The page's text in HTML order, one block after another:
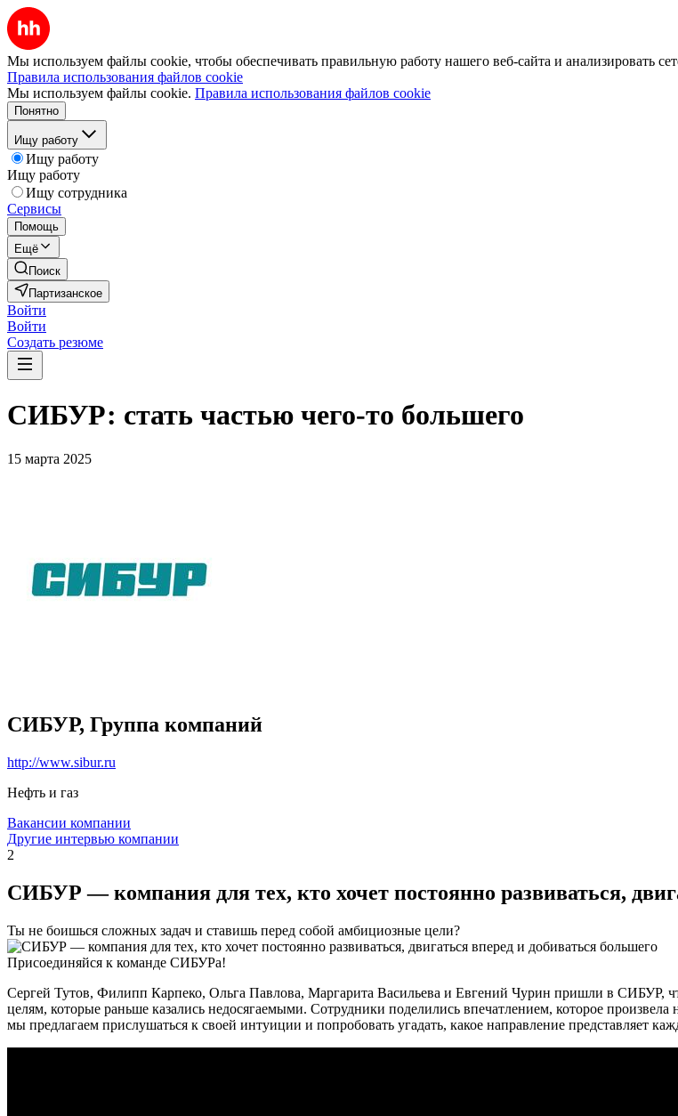
Мы используем файлы cookie, чтобы обеспечивать правильную работу нашего веб-сайта и анализировать
Правила использования файлов cookie
Мы используем файлы cookie. Правила использования файлов cookie
Понятно
Ищу работу
Ищу работу
Ищу работу
Ищу сотрудника
Сервисы
Помощь
Ещё
Поиск
Партизанское
Войти
Войти
Создать резюме
СИБУР: стать частью чего-то большего
15 марта 2025
СИБУР, Группа компаний
http://www.sibur.ru
Нефть и газ
Вакансии компании
Другие интервью компании
2
СИБУР — компания для тех, кто хочет постоянно развиваться,
Ты не боишься сложных задач и ставишь перед собой амбициозные цели?
Присоединяйся к команде СИБУРа!
Сергей Тутов, Филипп Карпеко, Ольга Павлова, Маргарита Васильева и Евгений Чурин пришли в СИБУР,
целям, которые раньше казались недосягаемыми. Сотрудники поделились впечатлением, которое
мы предлагаем прислушаться к своей интуиции и попробовать угадать, какое направление представляет